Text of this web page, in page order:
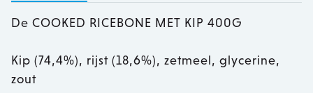
De COOKED RICEBONE MET KIP 400G
Kip (74,4%), rijst (18,6%), zetmeel, glycerine,
zout